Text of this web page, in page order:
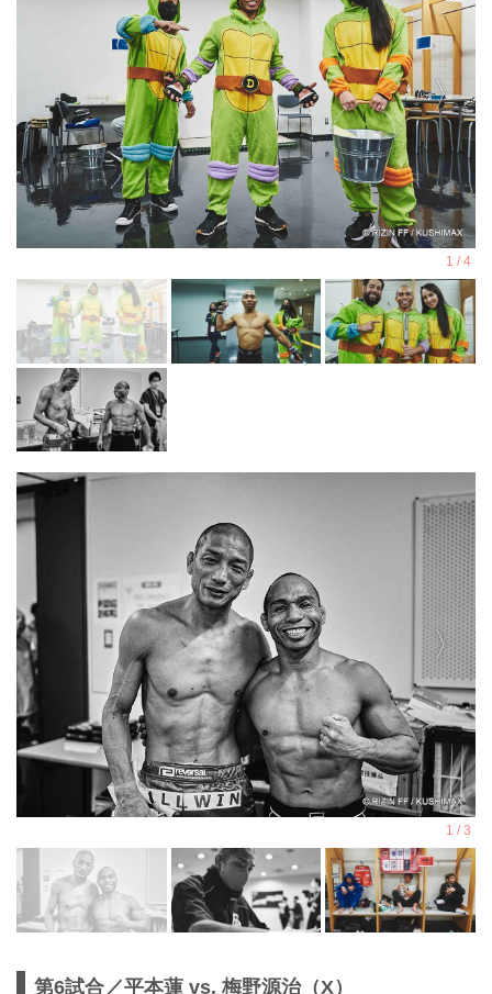
第6試合／平本蓮 vs. 梅野源治（X）